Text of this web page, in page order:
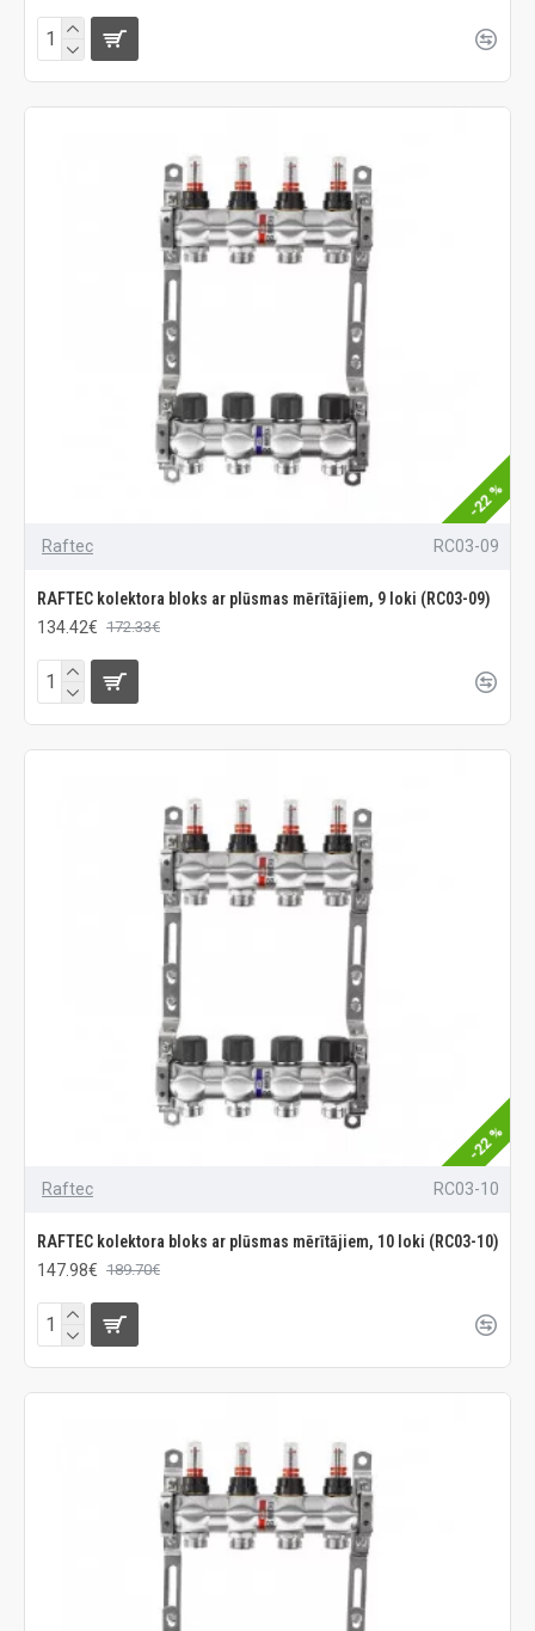
-22 %
Raftec RC03-09
RAFTEC kolektora bloks ar plūsmas mērītājiem, 9 loki (RC03-09)
134.42€ 172.33€
-22 %
Raftec RC03-10
RAFTEC kolektora bloks ar plūsmas mērītājiem, 10 loki (RC03-10)
147.98€ 189.70€